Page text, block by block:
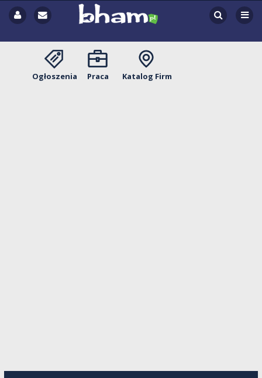
Ogłoszenia Praca Katalog Firm